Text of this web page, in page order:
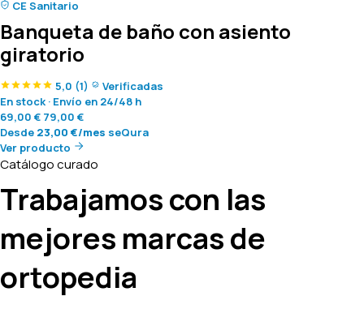
CE Sanitario
Banqueta de baño con asiento
giratorio
5,0 (1)
Verificadas
En stock · Envío en 24/48 h
69,00 € 79,00 €
Desde 23,00 €/mes seQura
Ver producto
Catálogo curado
Trabajamos con las
mejores marcas de
ortopedia